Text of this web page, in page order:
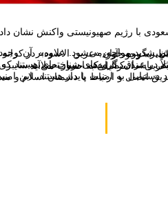
با رژیم صهیونیستی واکنش نشان داد.
را برای دولت‌هایی که به اسلام و مسلمین خیانت کرده‌اند، به وجود آورد.
حملات سایبری که منشأ و مبدأ آن در اکثر مواقع قابل شناسایی نیست، یک تهدید اساسی برای عادی‌سازی عربی – اسرائیلی به حساب می‌آید.